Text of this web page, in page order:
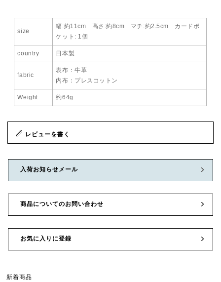
size
幅:約11cm 高さ:約8cm マチ:約2.5cm カードポ
ケット: 1個
country 日本製
fabric
表布：牛革
内布：プレスコットン
Weight 約64g
レビューを書く
入荷お知らせメール
商品についてのお問い合わせ
お気に入りに登録
新着商品